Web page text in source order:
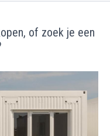
of zoek je een